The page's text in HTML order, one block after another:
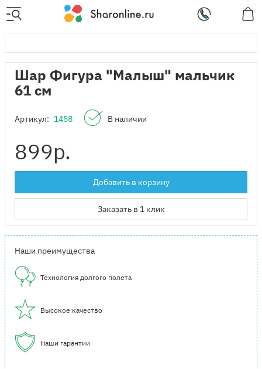
Шар Фигура "Малыш" мальчик
61 см
Артикул: 1458 В наличии
899р.
Добавить в корзину
Заказать в 1 клик
Наши преимущества
Технология долгого полета
Высокое качество
Наши гарантии